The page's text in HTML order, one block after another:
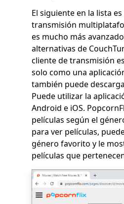
El siguiente en la lista
transmisión
es mucho más
alternativas de
cliente de transmisión
solo como una
también puede
Puede utilizar la
Android e iOS.
películas según el
para ver películas,
género favorito y le
películas que